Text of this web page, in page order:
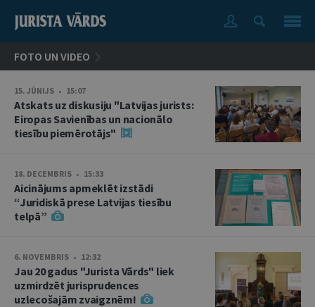
FOTO UN VIDEO
15. JŪNIJS • 15:07
Atskats uz diskusiju "Latvijas jurists:
Eiropas Savienības un nacionālo
tiesību piemērotājs"
18. DECEMBRIS • 15:33
Aicinājums apmeklēt izstādi
“Juridiskā prese Latvijas tiesību
telpā”
6. NOVEMBRIS • 12:32
Jau 20 gadus "Jurista Vārds" liek
uzmirdzēt jurisprudences
uzlecošajām zvaigznēm!